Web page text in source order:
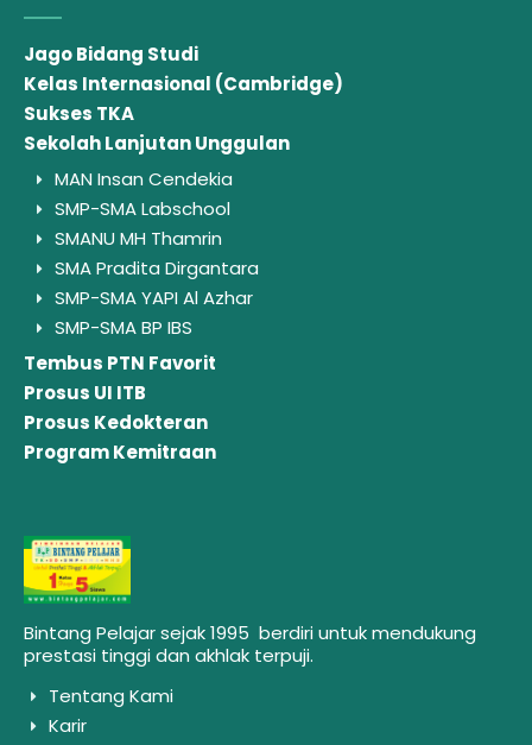
Bintang Pelajar sejak 1995 berdiri untuk mendukung
prestasi tinggi dan akhlak terpuji.
Tentang Kami
Karir
Jago Bidang Studi
Kelas Internasional (Cambridge)
Sukses TKA
Sekolah Lanjutan Unggulan
MAN Insan Cendekia
SMP-SMA Labschool
SMANU MH Thamrin
SMA Pradita Dirgantara
SMP-SMA YAPI Al Azhar
SMP-SMA BP IBS
Tembus PTN Favorit
Prosus UI ITB
Prosus Kedokteran
Program Kemitraan